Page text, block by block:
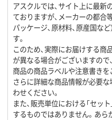
アスクルでは、サイト上に最新
ておりますが、メーカーの都合等
パッケージ、原材料、原産国な
す。
このため、実際にお届けする
が異なる場合がございますので
商品の商品ラベルや注意書きを
さらに詳細な商品情報が必要
わせください。
また、販売単位における「セッ
するものではありません。あら